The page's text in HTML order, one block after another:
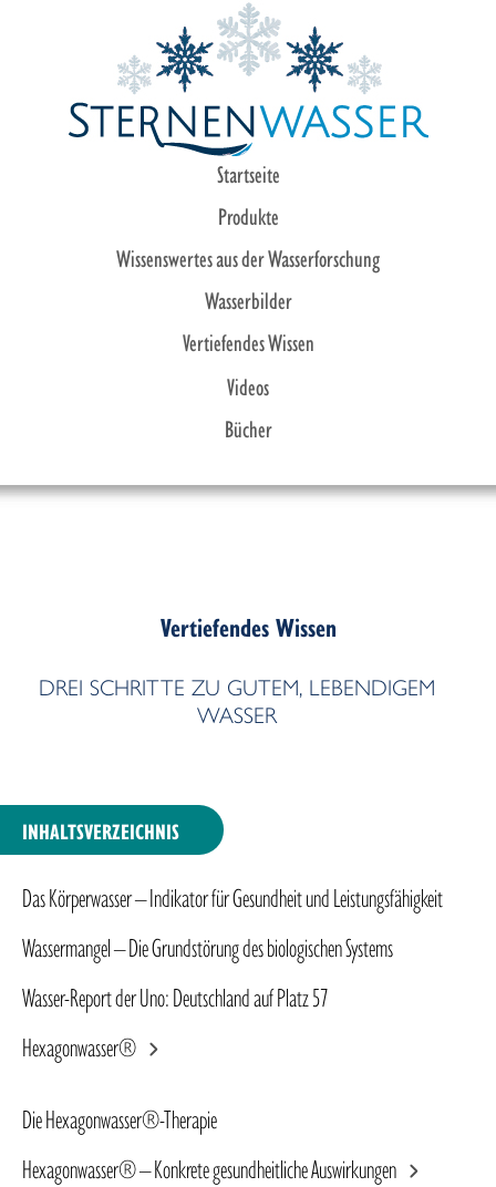
Startseite
Produkte
Wissenswertes aus der Wasserforschung
Wasserbilder
Vertiefendes Wissen
Videos
Bücher
Die Hexagonwasser®-Therapie
Wassermangel – Die Grundstörung des biologischen Systems
Wasser-Report der Uno: Deutschland auf Platz 57
Drei Schritte zu gutem, lebendigem Wasser
Hexagonwasser®
Im Mittelpunkt des Wassersterns
Vertiefendes Wissen
DREI SCHRITTE ZU GUTEM, LEBENDIGEM
WASSER
INHALTSVERZEICHNIS
Das Körperwasser – Indikator für Gesundheit und Leistungsfähigkeit
Wassermangel – Die Grundstörung des biologischen Systems
Wasser-Report der Uno: Deutschland auf Platz 57
Hexagonwasser®
Die Hexagonwasser®-Therapie
Hexagonwasser® – Konkrete gesundheitliche Auswirkungen